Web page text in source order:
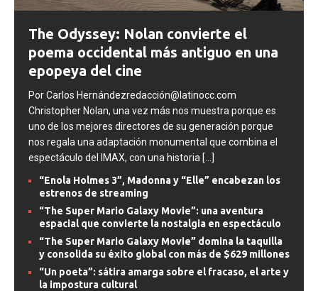
The Odyssey: Nolan convierte el
poema occidental más antiguo en una
epopeya del cine
Por Carlos Hernándezredacción@latinocc.com
Christopher Nolan, una vez más nos muestra porque es
uno de los mejores directores de su generación porque
nos regala una adaptación monumental que combina el
espectáculo del IMAX, con una historia [...]
“Enola Holmes 3”, Madonna y “Elle” encabezan los
estrenos de streaming
“The Super Mario Galaxy Movie”: una aventura
espacial que convierte la nostalgia en espectáculo
“The Super Mario Galaxy Movie” domina la taquilla
y consolida su éxito global con más de $629 millones
“Un poeta”: sátira amarga sobre el fracaso, el arte y
la impostura cultural